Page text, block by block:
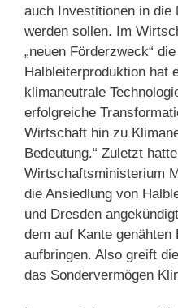
auch Investitionen in
werden sollen. Im
„neuen Förderzweck“
Halbleiterproduktion hat
klimaneutrale
erfolgreiche
Wirtschaft hin zu
Bedeutung.“ Zuletzt
Wirtschaftsministerium
die Ansiedlung von
und Dresden
dem auf Kante
aufbringen. Also greift
das Sondervermögen